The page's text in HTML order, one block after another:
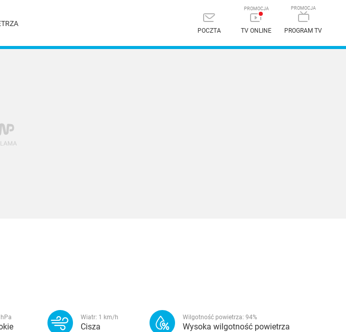
POCZTA TV ONLINE PROGRAM TV
hPa Wiatr: 1 km/h
Cisza
Wilgotność powietrza: 94%
Wysoka wilgotność powietrza